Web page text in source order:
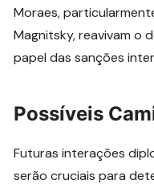
Moraes,
Magnitsky, reavivam o
papel das sanções
Possíveis
Futuras interações
serão cruciais para